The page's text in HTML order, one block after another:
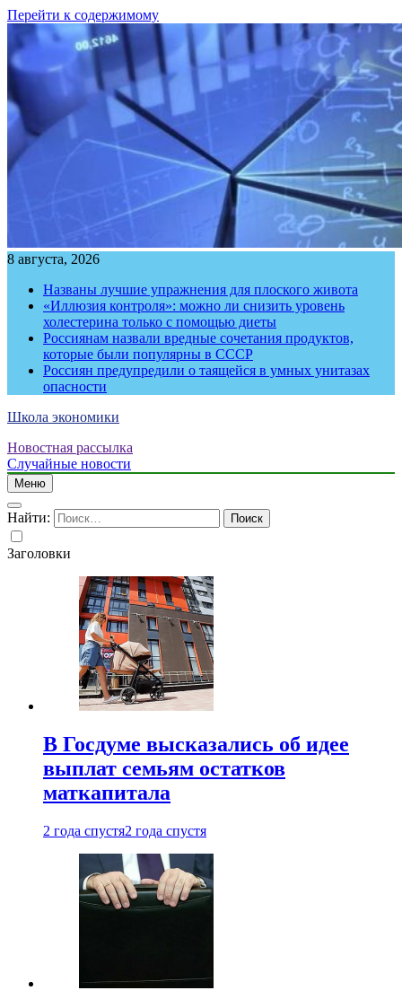
Перейти к содержимому
8 августа, 2026
Названы лучшие упражнения для плоского живота
«Иллюзия контроля»: можно ли снизить уровень
холестерина только с помощью диеты
Россиянам назвали вредные сочетания продуктов,
которые были популярны в СССР
Россиян предупредили о таящейся в умных унитазах
опасности
Школа экономики
Новостная рассылка
Случайные новости
Меню
Найти:
Заголовки
В Госдуме высказались об идее
выплат семьям остатков
маткапитала
2 года спустя2 года спустя